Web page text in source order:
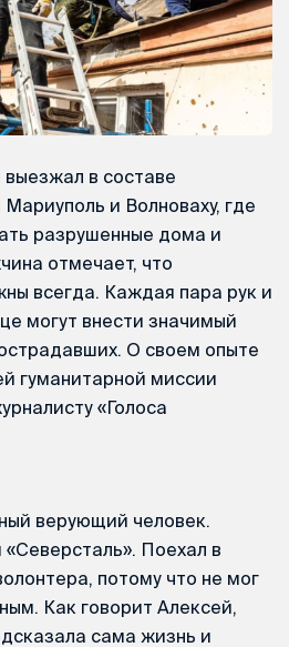
в составе
Мариуполь и Волноваху, где
разрушенные дома и
отмечает, что
всегда. Каждая пара рук и
могут внести значимый
О своем опыте
гуманитарной миссии
«Голоса
верующий человек.
Поехал в
потому что не мог
Как говорит Алексей,
сама жизнь и